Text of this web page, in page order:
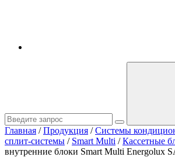
Главная / Продукция / Системы
сплит-системы / Smart Multi / Кассетные
внутренние блоки Smart Multi Energolux